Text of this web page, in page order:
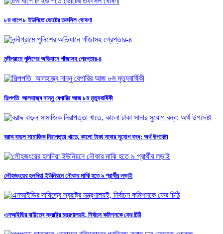
৮ম ধাপে ৮ ইউপিতে ভোটের তফসিল ঘোষণা
নন্দীগ্রামে পুলিশের অভিযানে গাঁজাসহ গ্রেপ্তার-৪
শিল্পপতি আলহাজ্ব নান্নু বেপারির আজ ৮ম মৃত্যুবার্ষিকী
বরাদ্দ বাড়ল সামাজিক নিরাপত্তা খাতে, কালো টাকা সাদার সুযোগ বন্ধ: অর্থ উপদেষ্টা
লৌহজংয়ের হলদিয়া ইউনিয়নে নৌকার মাঝি হতে ৯ প্রার্থীর লড়াই
এনআইডির দায়িত্বে স্বরাষ্ট্র মন্ত্রণালয়ই, নির্বাচন কমিশনকে ফের চিঠি